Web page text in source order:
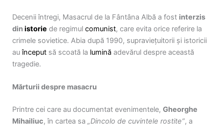
Decenii întregi, Masacrul de la Fântâna Albă a fost interzis
dinistorie de regimul comunist, care evita orice referire la
crimele sovietice. Abia după 1990, supraviețuitorii și istoricii
auînceput să scoată la lumină adevărul despre această
tragedie.
Mărturii despre masacru
Printre cei care au documentat evenimentele, Gheorghe
Mihailiuc, în cartea sa „Dincolo de cuvintele rostite”, a